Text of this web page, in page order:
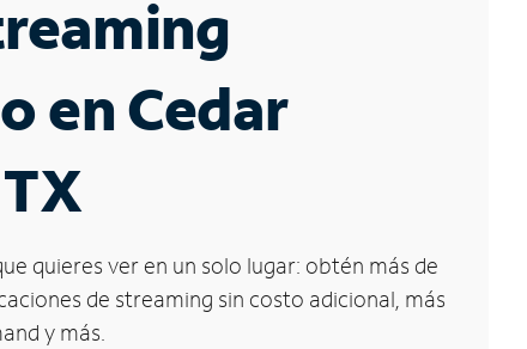
en Cedar
quieres ver en un solo lugar: obtén más de
de streaming sin costo adicional, más
y más.